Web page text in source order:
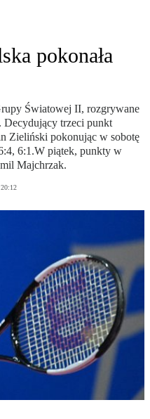
pokonała
Światowej II, rozgrywane
trzeci punkt
Zieliński pokonując w sobotę
6:1.W piątek, punkty w
Majchrzak.